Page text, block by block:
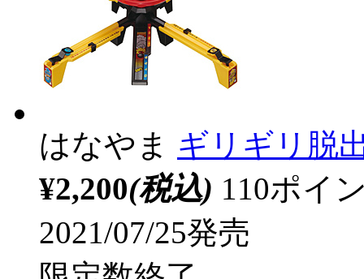
はなやま ギリギリ脱
¥2,200(税込) 110ポイ
2021/07/25発売